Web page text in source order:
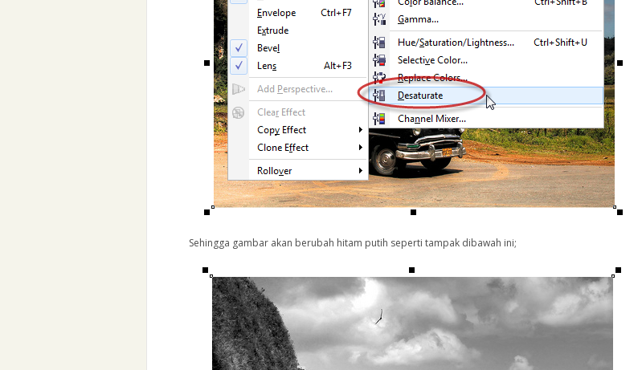
Sehingga gambar akan berubah hitam putih seperti tampak dibawah ini;